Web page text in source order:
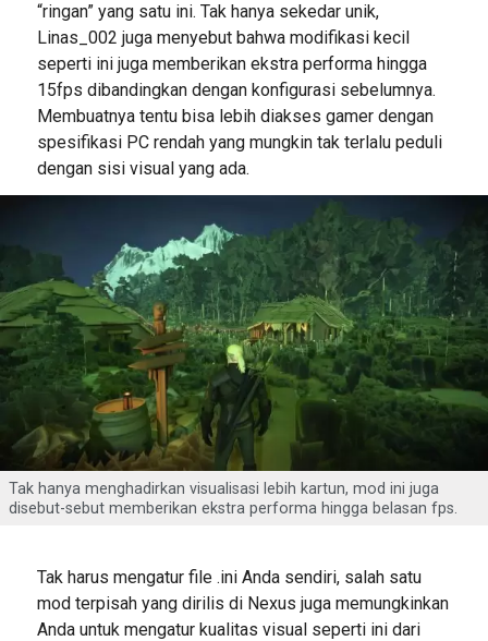
“ringan” yang satu ini. Tak hanya sekedar unik,
Linas_002 juga menyebut bahwa modifikasi kecil
seperti ini juga memberikan ekstra performa hingga
15fps dibandingkan dengan konfigurasi sebelumnya.
Membuatnya tentu bisa lebih diakses gamer dengan
spesifikasi PC rendah yang mungkin tak terlalu peduli
dengan sisi visual yang ada.
Tak hanya menghadirkan visualisasi lebih kartun, mod ini juga
disebut-sebut memberikan ekstra performa hingga belasan fps.
Tak harus mengatur file .ini Anda sendiri, salah satu
mod terpisah yang dirilis di Nexus juga memungkinkan
Anda untuk mengatur kualitas visual seperti ini dari